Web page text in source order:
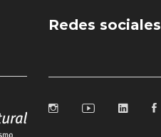
Redes sociales